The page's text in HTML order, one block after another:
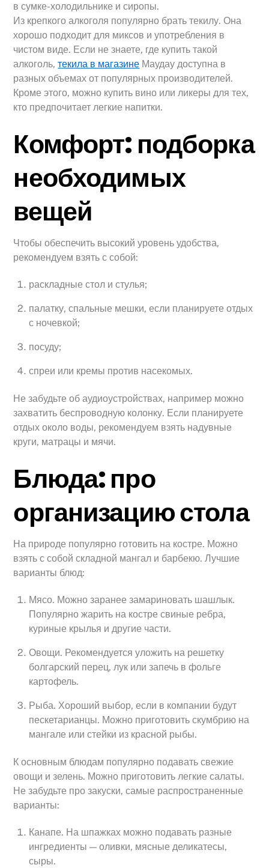
в сумке-холодильнике и сиропы.
Из крепкого алкоголя популярно брать текилу. Она
хорошо подходит для миксов и употребления в
чистом виде. Если не знаете, где купить такой
алкоголь,текила в магазине Маудау доступна в
разных объемах от популярных производителей.
Кроме этого, можно купить вино или ликеры для тех,
кто предпочитает легкие напитки.
Комфорт: подборка
необходимых
вещей
Чтобы обеспечить высокий уровень удобства,
рекомендуем взять с собой:
раскладные стол и стулья;
палатку, спальные мешки, если планируете отдых
с ночевкой;
посуду;
спреи или кремы против насекомых.
Не забудьте об аудиоустройствах, например можно
захватить беспроводную колонку. Если планируете
отдых около воды, рекомендуем взять надувные
круги, матрацы и мячи.
Блюда: про
организацию стола
На природе популярно готовить на костре. Можно
взять с собой складной мангал и барбекю. Лучшие
варианты блюд:
Мясо. Можно заранее замариновать шашлык.
Популярно жарить на костре свиные ребра,
куриные крылья и другие части.
Овощи. Рекомендуется уложить на решетку
болгарский перец, лук или запечь в фольге
картофель.
Рыба. Хороший выбор, если в компании будут
пескетарианцы. Можно приготовить скумбрию на
мангале или стейки из красной рыбы.
К основным блюдам популярно подавать свежие
овощи и зелень. Можно приготовить легкие салаты.
Не забудьте про закуски, самые распространенные
варианты:
Канапе. На шпажках можно подавать разные
ингредиенты — оливки, мясные деликатесы,
сыры.